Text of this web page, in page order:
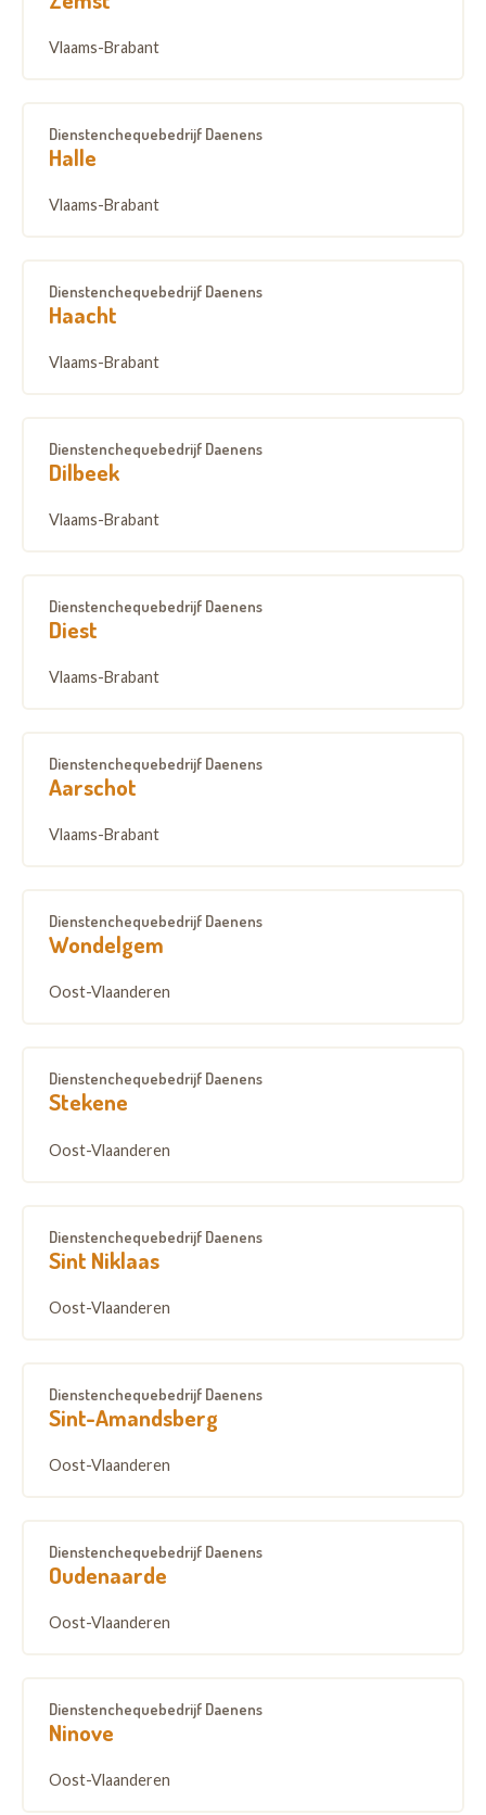
Vlaams-Brabant
Dienstenchequebedrijf Daenens
Halle
Vlaams-Brabant
Dienstenchequebedrijf Daenens
Haacht
Vlaams-Brabant
Dienstenchequebedrijf Daenens
Dilbeek
Vlaams-Brabant
Dienstenchequebedrijf Daenens
Diest
Vlaams-Brabant
Dienstenchequebedrijf Daenens
Aarschot
Vlaams-Brabant
Dienstenchequebedrijf Daenens
Wondelgem
Oost-Vlaanderen
Dienstenchequebedrijf Daenens
Stekene
Oost-Vlaanderen
Dienstenchequebedrijf Daenens
Sint Niklaas
Oost-Vlaanderen
Dienstenchequebedrijf Daenens
Sint-Amandsberg
Oost-Vlaanderen
Dienstenchequebedrijf Daenens
Oudenaarde
Oost-Vlaanderen
Dienstenchequebedrijf Daenens
Ninove
Oost-Vlaanderen